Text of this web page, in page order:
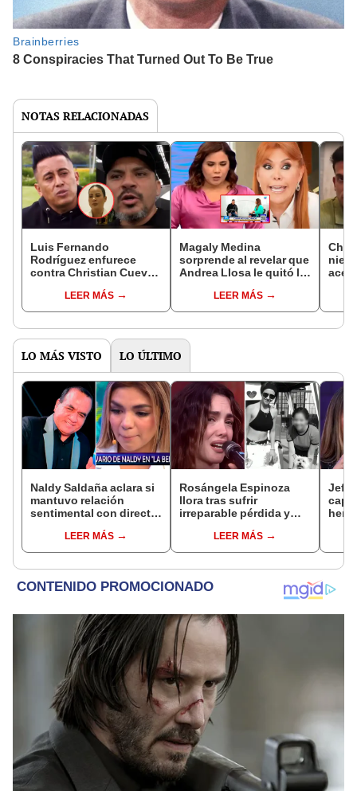
NOTAS RELACIONADAS
Luis Fernando
Rodríguez enfurece
contra Christian Cueva
López: "Un papel de
víctima es deplorable"
LEER MÁS
Magaly Medina
sorprende al revelar que
Andrea Llosa le quitó la
Cueva: "Él quería poner
condiciones"
LEER MÁS
LO MÁS VISTO LO ÚLTIMO
Naldy Saldaña aclara si
mantuvo relación
sentimental con director
denunciarlo por
tocamientos: “Me
LEER MÁS
Rosángela Espinoza
llora tras sufrir
irreparable pérdida y
mensaje: "Descansa en
paz, mi bebé"
LEER MÁS